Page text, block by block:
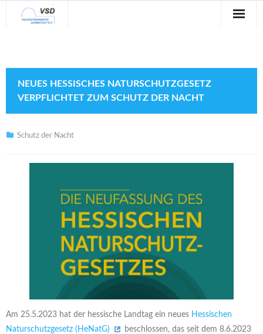
Veranstaltungen
Verein
NEUES HESSISCHES NATURSCHUTZGESETZ
VERPFLICHTET ZUM SCHUTZ DER NACHT
Schutz der Nacht
Am 25.5.2023 hat der hessische Landtag ein neues Hessischen
Naturschutzgesetz (HeNatG)
beschlossen, das seit dem 8.6.2023